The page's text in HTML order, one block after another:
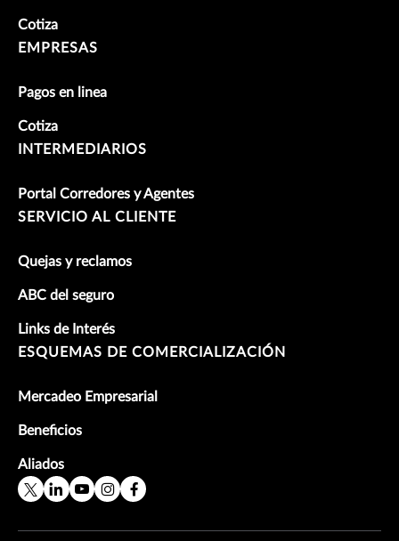
Cotiza
EMPRESAS
Pagos en linea
Cotiza
INTERMEDIARIOS
Portal Corredores y Agentes
SERVICIO AL CLIENTE
Quejas y reclamos
ABC del seguro
Links de Interés
ESQUEMAS DE COMERCIALIZACIÓN
Mercadeo Empresarial
Beneficios
Aliados